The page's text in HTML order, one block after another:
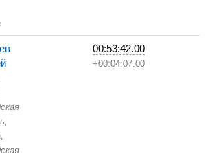
00:53:42.00
+00:04:07.00